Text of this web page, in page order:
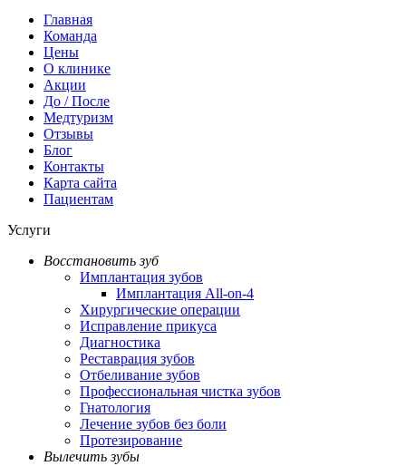
Главная
Команда
Цены
О клинике
Акции
До / После
Медтуризм
Отзывы
Блог
Контакты
Карта сайта
Пациентам
Услуги
Восстановить зуб
Имплантация зубов
Имплантация All-on-4
Хирургические операции
Исправление прикуса
Диагностика
Реставрация зубов
Отбеливание зубов
Профессиональная чистка зубов
Гнатология
Лечение зубов без боли
Протезирование
Вылечить зубы